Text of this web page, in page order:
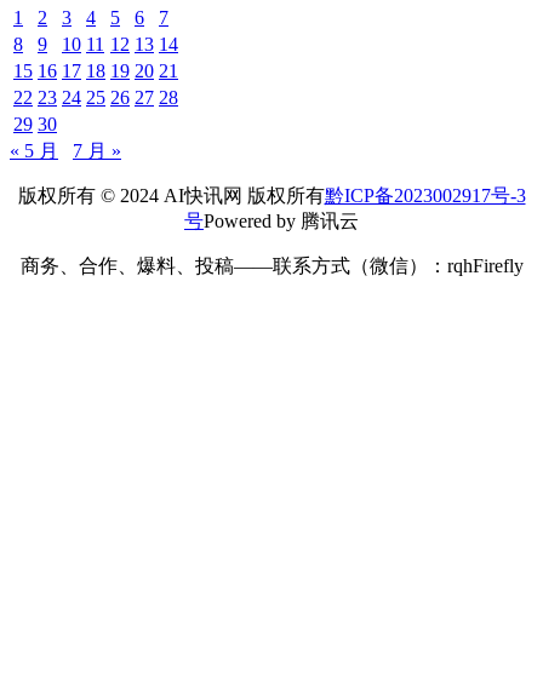
1
2 3 4 5 6
7
8
9 10 11 12 13 14
15 16 17 18 19 20 21
22 23 24 25 26 27 28
29 30
« 5 月
7 月 »
版权所有 © 2024 AI快讯网 版权所有黔ICP备2023002917号-3
号Powered by 腾讯云
商务、合作、爆料、投稿——联系方式（微信）：rqhFirefly